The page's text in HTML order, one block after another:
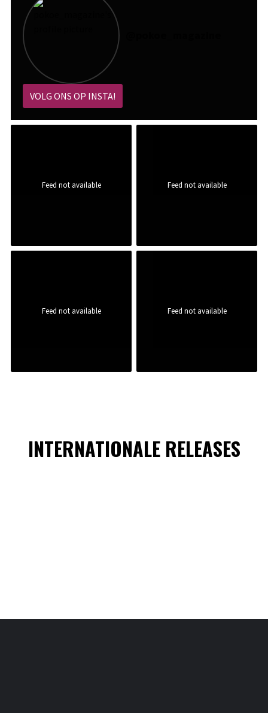
VOLG ONS OP INSTA!
Feed not available Feed not available
Feed not available Feed not available
INTERNATIONALE RELEASES